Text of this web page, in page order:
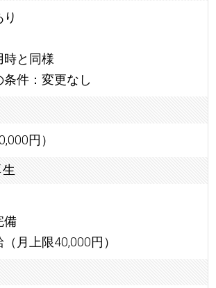
時と同様
件：変更なし
円）
備
月上限40,000円）